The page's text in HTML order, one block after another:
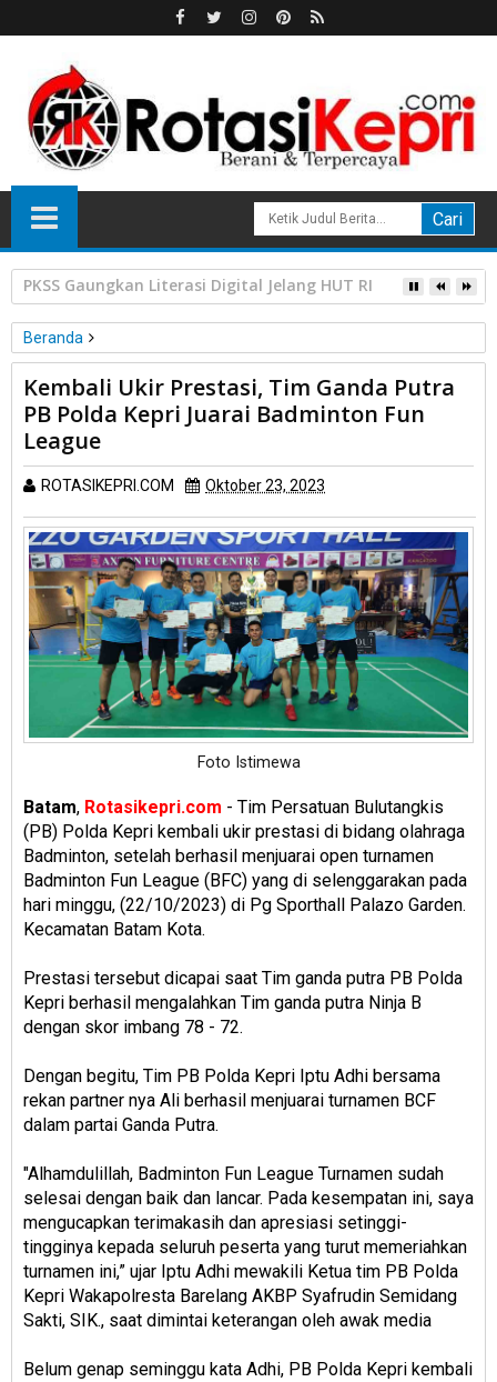
HPL Disorot, PT Sosor Tala Jaya Tolak Perluasan Kampung
Beranda
Unlabelled
Kembali Ukir Prestasi, Tim Ganda Putra PB Polda Kepri Juarai
Badminton Fun League
Kembali Ukir Prestasi, Tim Ganda Putra
PB Polda Kepri Juarai Badminton Fun
League
ROTASIKEPRI.COM Oktober 23, 2023
Foto Istimewa
Batam, Rotasikepri.com - Tim Persatuan Bulutangkis
(PB) Polda Kepri kembali ukir prestasi di bidang olahraga
Badminton, setelah berhasil menjuarai open turnamen
Badminton Fun League (BFC) yang di selenggarakan pada
hari minggu, (22/10/2023) di Pg Sporthall Palazo Garden.
Kecamatan Batam Kota.
Prestasi tersebut dicapai saat Tim ganda putra PB Polda
Kepri berhasil mengalahkan Tim ganda putra Ninja B
dengan skor imbang 78 - 72.
Dengan begitu, Tim PB Polda Kepri Iptu Adhi bersama
rekan partner nya Ali berhasil menjuarai turnamen BCF
dalam partai Ganda Putra.
"Alhamdulillah, Badminton Fun League Turnamen sudah
selesai dengan baik dan lancar. Pada kesempatan ini, saya
mengucapkan terimakasih dan apresiasi setinggi-
tingginya kepada seluruh peserta yang turut memeriahkan
turnamen ini,” ujar Iptu Adhi mewakili Ketua tim PB Polda
Kepri Wakapolresta Barelang AKBP Syafrudin Semidang
Sakti, SIK., saat dimintai keterangan oleh awak media
Belum genap seminggu kata Adhi, PB Polda Kepri kembali